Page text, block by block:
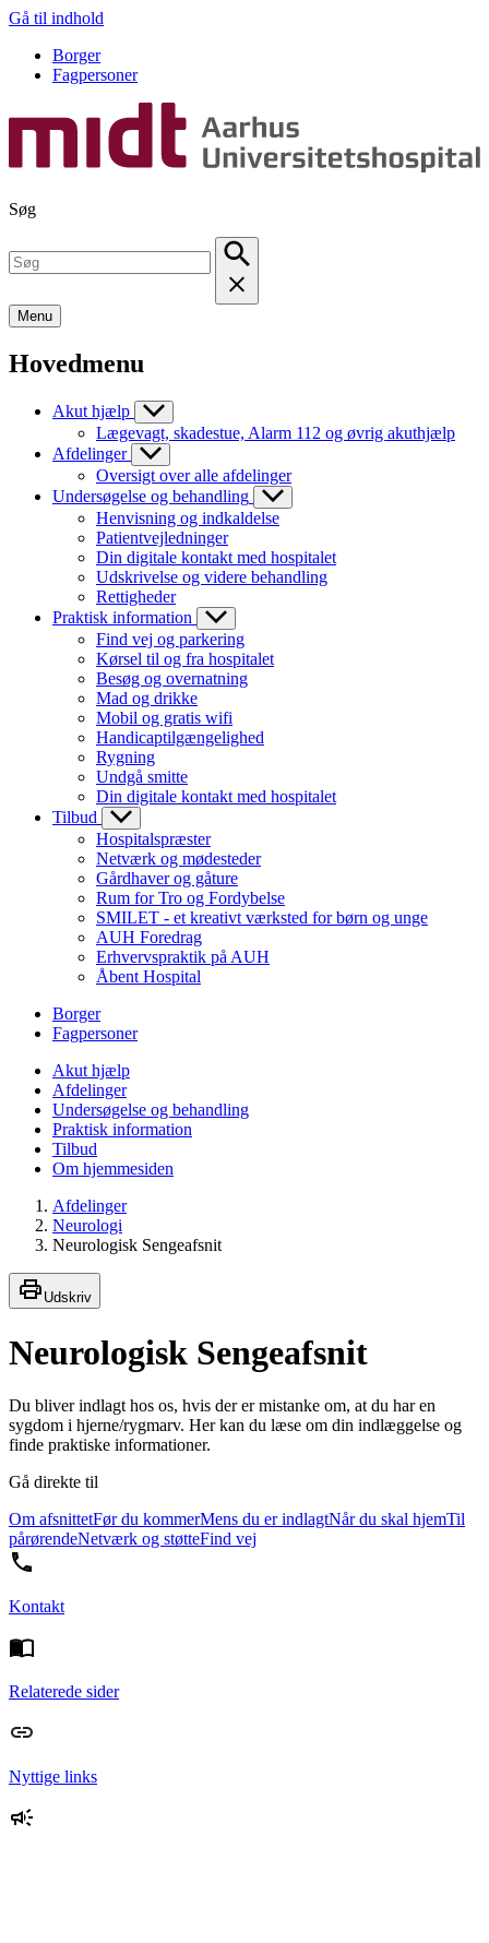
Gå til indhold
Borger
Fagpersoner
Søg
Menu
Hovedmenu
Akut hjælp
Lægevagt, skadestue, Alarm 112 og øvrig akuthjælp
Afdelinger
Oversigt over alle afdelinger
Undersøgelse og behandling
Henvisning og indkaldelse
Patientvejledninger
Din digitale kontakt med hospitalet
Udskrivelse og videre behandling
Rettigheder
Praktisk information
Find vej og parkering
Kørsel til og fra hospitalet
Besøg og overnatning
Mad og drikke
Mobil og gratis wifi
Handicaptilgængelighed
Rygning
Undgå smitte
Din digitale kontakt med hospitalet
Tilbud
Hospitalspræster
Netværk og mødesteder
Gårdhaver og gåture
Rum for Tro og Fordybelse
SMILET - et kreativt værksted for børn og unge
AUH Foredrag
Erhvervspraktik på AUH
Åbent Hospital
Borger
Fagpersoner
Akut hjælp
Afdelinger
Undersøgelse og behandling
Praktisk information
Tilbud
Om hjemmesiden
Afdelinger
Neurologi
Neurologisk Sengeafsnit
Udskriv
Neurologisk Sengeafsnit
Du bliver indlagt hos os, hvis der er mistanke om, at du har en
sygdom i hjerne/rygmarv. Her kan du læse om din indlæggelse og
finde praktiske informationer.
Gå direkte til
Om afsnittetFør du kommerMens du er indlagtNår du skal hjemTil
pårørendeNetværk og støtteFind vej
Kontakt
Relaterede sider
Nyttige links